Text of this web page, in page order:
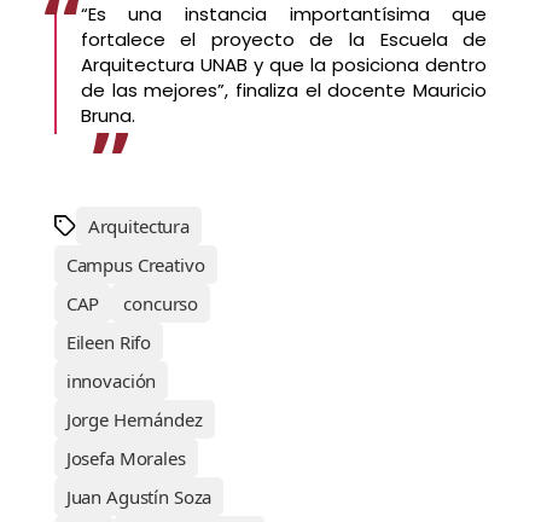
“Es una instancia importantísima que
fortalece el proyecto de la Escuela de
Arquitectura UNAB y que la posiciona dentro
de las mejores”, finaliza el docente Mauricio
Bruna.
Arquitectura
Campus Creativo
CAP
concurso
Eileen Rifo
innovación
Jorge Hernández
Josefa Morales
Juan Agustín Soza